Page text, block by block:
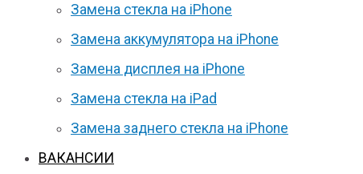
Замена стекла на iPhone
Замена аккумулятора на iPhone
Замена дисплея на iPhone
Замена стекла на iPad
Замена заднего стекла на iPhone
ВАКАНСИИ